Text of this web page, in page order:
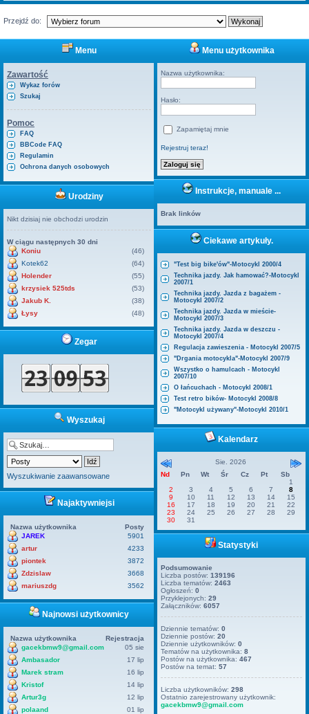
Przejdź do:
Menu
Zawartość
Wykaz forów
Szukaj
Pomoc
FAQ
BBCode FAQ
Regulamin
Ochrona danych osobowych
Urodziny
Nikt dzisiaj nie obchodzi urodzin
W ciągu następnych 30 dni
Koniu
(46)
Kotek62
(64)
Holender
(55)
krzysiek 525tds
(53)
Jakub K.
(38)
Łysy
(48)
Zegar
Wyszukaj
Wyszukiwanie zaawansowane
Najaktywniejsi
Nazwa użytkownika
Posty
JAREK
5901
artur
4233
piontek
3872
Zdzislaw
3668
mariuszdg
3562
Najnowsi użytkownicy
Nazwa użytkownika
Rejestracja
gacekbmw9@gmail.com
05 sie
Ambasador
17 lip
Marek stram
16 lip
Kristof
14 lip
Artur3g
12 lip
polaand
01 lip
Menu użytkownika
Nazwa użytkownika:
Hasło:
Zapamiętaj mnie
Rejestruj teraz!
Instrukcje, manuale ...
Brak linków
Ciekawe artykuły.
"Test big bike'ów"-Motocykl 2000/4
Technika jazdy. Jak hamować?-Motocykl
2007/1
Technika jazdy. Jazda z bagażem -
Motocykl 2007/2
Technika jazdy. Jazda w mieście-
Motocykl 2007/3
Technika jazdy. Jazda w deszczu -
Motocykl 2007/4
Regulacja zawieszenia - Motocykl 2007/5
"Drgania motocykla"-Motocykl 2007/9
Wszystko o hamulcach - Motocykl
2007/10
O łańcuchach - Motocykl 2008/1
Test retro bików- Motocykl 2008/8
"Motocykl używany"-Motocykl 2010/1
Kalendarz
Sie. 2026
Nd
Pn Wt Śr Cz Pt
Sb
1
2
3 4 5 6 7
8
9
10 11 12 13 14
15
16
17 18 19 20 21
22
23
24 25 26 27 28
29
30
31
Statystyki
Podsumowanie
Liczba postów:139196
Liczba tematów:2463
Ogłoszeń:0
Przyklejonych:29
Załączników:6057
Dziennie tematów:0
Dziennie postów:20
Dziennie użytkowników:0
Tematów na użytkownika:8
Postów na użytkownika:467
Postów na temat:57
Liczba użytkowników:298
Ostatnio zarejestrowany użytkownik:
gacekbmw9@gmail.com